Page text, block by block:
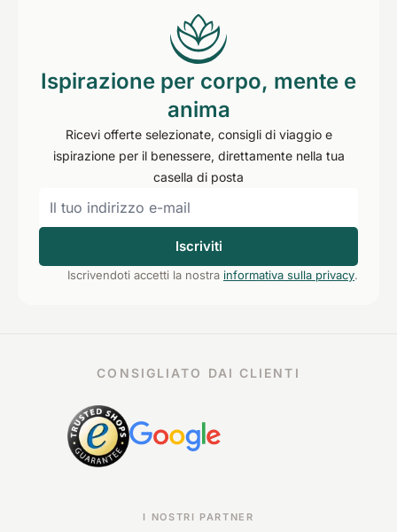
Ispirazione per corpo, mente e
anima
Ricevi offerte selezionate, consigli di viaggio e
ispirazione per il benessere, direttamente nella tua
casella di posta
Iscriviti
Iscrivendoti accetti la nostra informativa sulla privacy.
CONSIGLIATO DAI CLIENTI
I NOSTRI PARTNER